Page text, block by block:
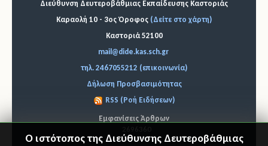
Διεύθυνση Δευτεροβάθμιας Εκπαίδευσης Καστοριάς
Καραολή 10 - 3ος Όροφος (Δείτε στο χάρτη)
Καστοριά 52100
mail@dide.kas.sch.gr
τηλ. 2467055212 (επικοινωνία)
Δήλωση Προσβασιμότητας
RSS (Ροή Ειδήσεων)
Εμφανίσεις Άρθρων
2696360
Ο ιστότοπος της Διεύθυνσης Δευτεροβάθμιας